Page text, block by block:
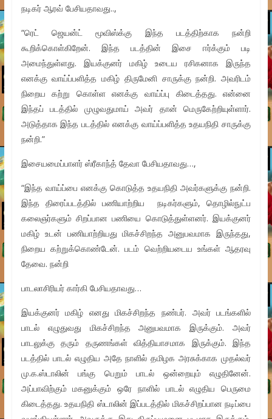
நடிகர் ஆரவ் பேசியதாவது..,
“ரெட் ஜெயன்ட் மூவிஸ்க்கு இந்த படத்திற்காக நன்றி
கூறிக்கொள்கிறேன். இந்த படத்தின் இசை ஈர்க்கும் படி
அமைந்துள்ளது. இயக்குனர் மகிழ் உடைய ரசிகனாக இருந்த
எனக்கு வாய்ப்பளித்த மகிழ் திருமேனி சாருக்கு நன்றி. அவரிடம்
நிறைய கற்று கொள்ள எனக்கு வாய்ப்பு கிடைத்தது. என்னை
இந்தப் படத்தில் முழுவதுமாய் அவர் தான் மெருகேற்றியுள்ளார்.
அடுத்தாக இந்த படத்தில் எனக்கு வாய்ப்பளித்த உதயநிதி சாருக்கு
நன்றி.”
இசையமைப்பாளர் ஸ்ரீகாந்த் தேவா பேசியதாவது…,
“இந்த வாய்ப்பை எனக்கு கொடுத்த உதயநிதி அவர்களுக்கு நன்றி.
இந்த திரைப்படத்தில் பணியாற்றிய நடிகர்களும், தொழில்நுட்ப
கலைஞர்களும் சிறப்பான பணியை கொடுத்துள்ளனர். இயக்குனர்
மகிழ் உடன் பணியாற்றியது மிகச்சிறந்த அனுபவமாக இருந்தது,
நிறைய கற்றுக்கொண்டேன். படம் வெற்றியடைய உங்கள் ஆதரவு
தேவை. நன்றி
பாடலாசிரியர் கார்கி பேசியதாவது…
இயக்குனர் மகிழ் எனது மிகச்சிறந்த நண்பர். அவர் படங்களில்
பாடல் எழுதுவது மிகச்சிறந்த அனுபவமாக இருக்கும். அவர்
பாடலுக்கு தரும் தருணங்கள் வித்தியாசமாக இருக்கும். இந்த
படத்தில் பாடல் எழுதிய அதே நாளில் தமிழக அரசுக்காக முதல்வர்
மு.க.ஸ்டாலின் பங்கு பெறும் பாடல் ஒன்றையும் எழுதினேன்.
அப்பாவிற்கும் மகனுக்கும் ஒரே நாளில் பாடல் எழுதிய பெருமை
கிடைத்தது. உதயநிதி ஸ்டாலின் இப்படத்தில் மிகச்சிறப்பான நடிப்பை